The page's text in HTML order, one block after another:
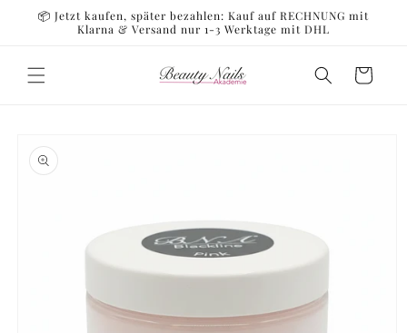
zum
📦 Jetzt kaufen, später bezahlen: Kauf auf RECHNUNG mit
Klarna & Versand nur 1-3 Werktage mit DHL
Warenkorb